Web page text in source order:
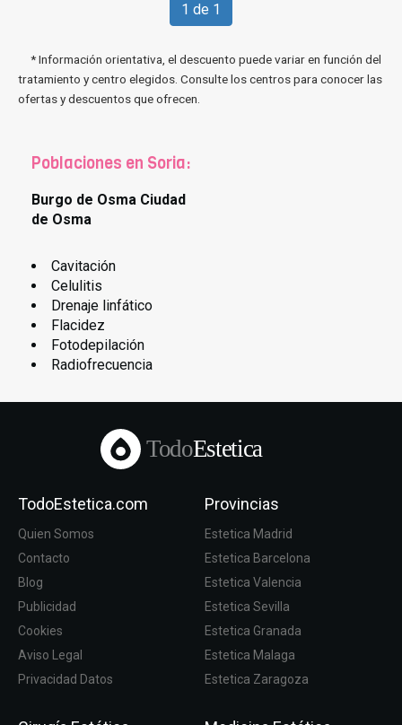
1 de 1
* Información orientativa, el descuento puede variar en función del
tratamiento y centro elegidos. Consulte los centros para conocer las
ofertas y descuentos que ofrecen.
Poblaciones en Soria:
Burgo de Osma Ciudad
de Osma
Cavitación
Celulitis
Drenaje linfático
Flacidez
Fotodepilación
Radiofrecuencia
TodoEstetica
TodoEstetica.com
Quien Somos
Contacto
Blog
Publicidad
Cookies
Aviso Legal
Privacidad Datos
Provincias
Estetica Madrid
Estetica Barcelona
Estetica Valencia
Estetica Sevilla
Estetica Granada
Estetica Malaga
Estetica Zaragoza